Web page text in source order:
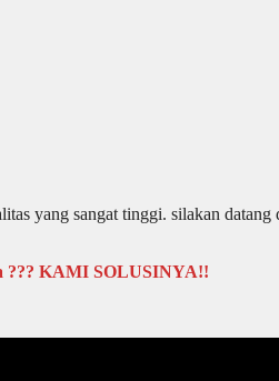
yang sangat tinggi. silakan
??? KAMI SOLUSINYA!!